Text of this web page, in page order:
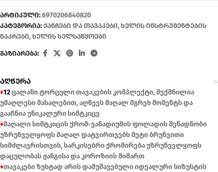
არტიკული:6970206840820
კატეგორია:ქანჩები და თავაკები,ხელის ინსტრუმენტების
ნაკრები,ხელის ხელსაწყოები
გაზიარება:
აღწერა
♦12ცალანი ტორცული თავაკების კომპლექტი, შექმნილია
უმაღლესი მასალებით, აღწევს მაღალ მგრეხ მომენტს და
გააჩნია უნიკალური სიმტკიცე
♦მაღალი სიმტკიცის ქრომ-ვანადიუმის ფოლადის შენადნობი
უზრუნველყოფს მაღალ დატვირთვებს მეტი ბრუნვითი
სიმძლავრისთვის, სარკისებრი ქრომირება უზრუნველყოფს
დაცულობას ჟანგისა და კოროზიის მიმართ
♦თავაკები ზუსტად არის დამუშავებული იდეალური სიზუსტის